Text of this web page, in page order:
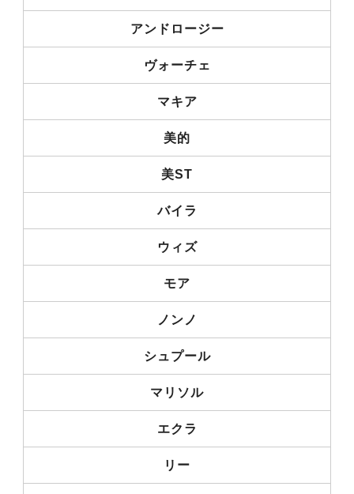
アンドロージー
ヴォーチェ
マキア
美的
美ST
バイラ
ウィズ
モア
ノンノ
シュプール
マリソル
エクラ
リー